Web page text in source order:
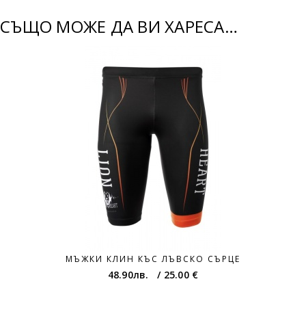
СЪЩО МОЖЕ ДА ВИ ХАРЕСА…
МЪЖКИ КЛИН КЪС ЛЪВСКО СЪРЦЕ
48.90лв. / 25.00 €